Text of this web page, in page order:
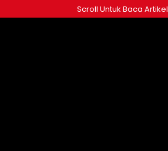
ke
Scroll Untuk Baca Artikel